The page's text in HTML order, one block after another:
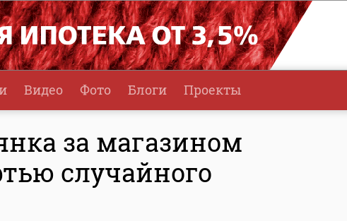
Видео Фото Блоги Проекты
за магазином
случайного